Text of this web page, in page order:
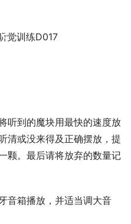
觉训练D017
听到的魔块用最快的速度放
清或没来得及正确摆放，提
颗。最后请将放弃的数量记
音箱播放，并适当调大音